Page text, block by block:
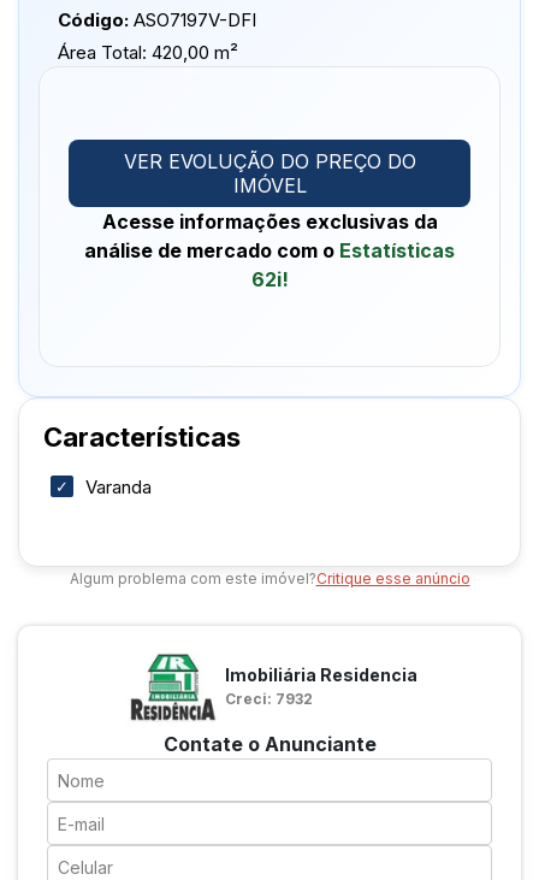
Código: ASO7197V-DFI
Área Total: 420,00 m²
VER EVOLUÇÃO DO PREÇO DO
IMÓVEL
Acesse informações exclusivas da
análise de mercado com o Estatísticas
62i!
Características
Varanda
Algum problema com este imóvel?Critique esse anúncio
Imobiliária Residencia
Creci: 7932
Contate o Anunciante